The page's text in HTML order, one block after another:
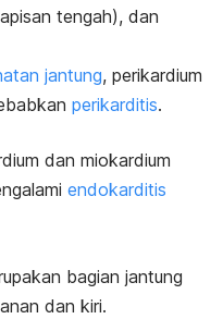
tengah), dan
jantung, perikardium
perikarditis.
dan miokardium
endokarditis
bagian jantung
dan kiri.